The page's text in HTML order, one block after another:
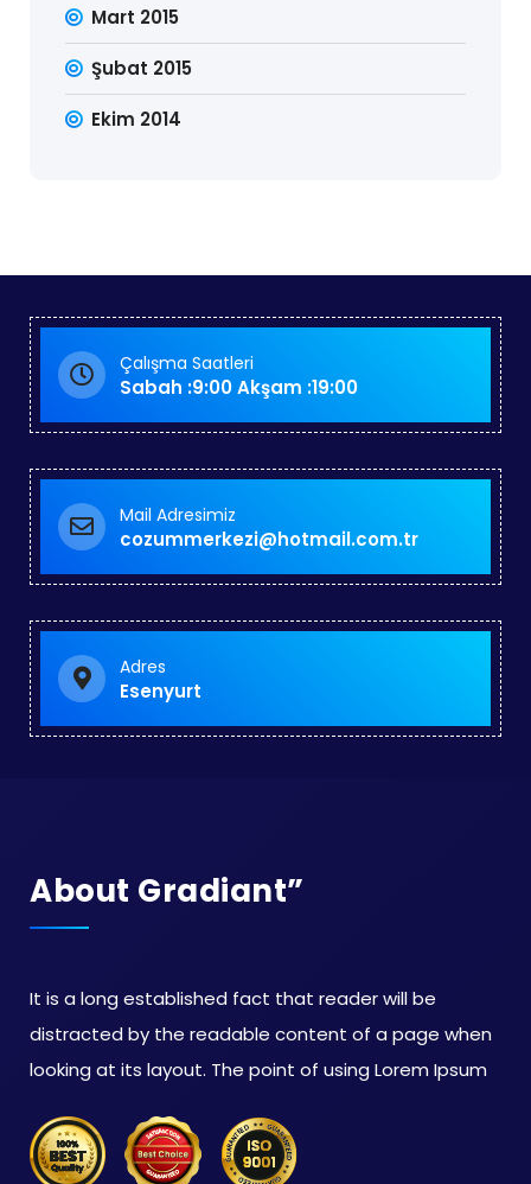
Mart 2015
Şubat 2015
Ekim 2014
Çalışma Saatleri
Sabah :9:00 Akşam :19:00
Mail Adresimiz
cozummerkezi@hotmail.com.tr
Adres
Esenyurt
About Gradiant”
It is a long established fact that reader will be
distracted by the readable content of a page when
looking at its layout. The point of using Lorem Ipsum